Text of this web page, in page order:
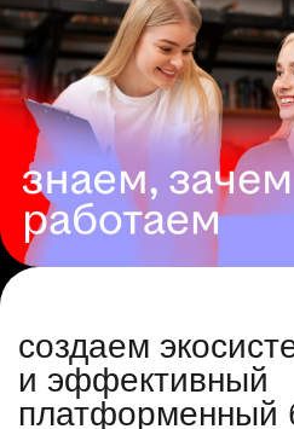
создаем
и эффективный
платформенный